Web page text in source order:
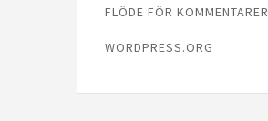
FLÖDE FÖR KOMMENTARER
WORDPRESS.ORG